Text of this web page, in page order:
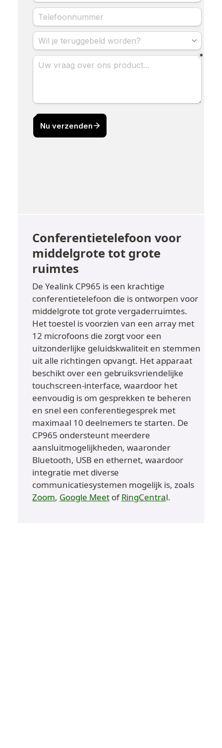
Conferentietelefoon voor
middelgrote tot grote
ruimtes
De Yealink CP965 is een krachtige
conferentietelefoon die is ontworpen voor
middelgrote tot grote vergaderruimtes.
Het toestel is voorzien van een array met
12 microfoons die zorgt voor een
uitzonderlijke geluidskwaliteit en stemmen
uit alle richtingen opvangt. Het apparaat
beschikt over een gebruiksvriendelijke
touchscreen-interface, waardoor het
eenvoudig is om gesprekken te beheren
en snel een conferentiegesprek met
maximaal 10 deelnemers te starten. De
CP965 ondersteunt meerdere
aansluitmogelijkheden, waaronder
Bluetooth, USB en ethernet, waardoor
integratie met diverse
communicatiesystemen mogelijk is, zoals
Zoom, Google Meet of RingCentral.